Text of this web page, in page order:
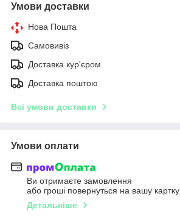
Умови доставки
Нова Пошта
Самовивіз
Доставка кур'єром
Доставка поштою
Всі умови доставки
Умови оплати
Ви отримаєте замовлення
або гроші повернуться на вашу картку
Детальніше